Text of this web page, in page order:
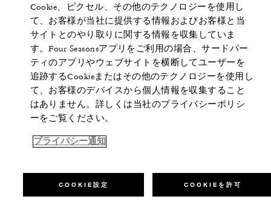
Cookie、ピクセル、その他のテクノロジーを使用し
て、お客様が当社に提供する情報およびお客様と当
サイトとのやり取りに関する情報を収集していま
す。Four Seasonsアプリをご利用の場合、サードパー
ティのアプリやウェブサイトを横断してユーザーを
追跡するCookieまたはその他のテクノロジーを使用し
て、お客様のデバイスから個人情報を収集すること
はありません。詳しくは当社のプライバシーポリシ
ーをご覧ください。
プライバシー通知
COOKIE設定 COOKIEを許可